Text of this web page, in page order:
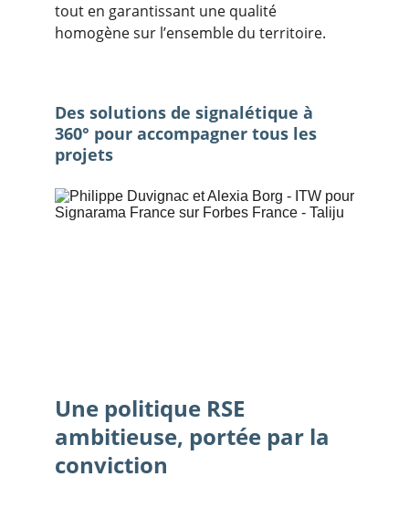
tout en garantissant une qualité
homogène sur l’ensemble du territoire.
Des solutions de signalétique à
360° pour accompagner tous les
projets
Une politique RSE
ambitieuse, portée par la
conviction